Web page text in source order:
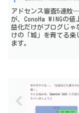
アドセンス審査5連敗
が、ConoHa WINGの
益化だけがブログじゃ
けの「城」を育てる楽
ます。